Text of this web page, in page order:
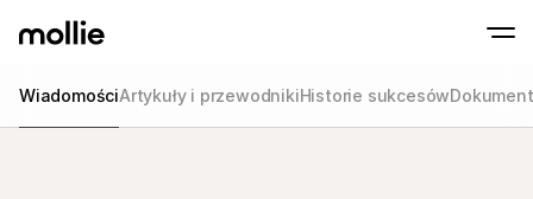
Akceptuj płatności
WiadomościArtykuły i przewodnikiHistorie sukcesów